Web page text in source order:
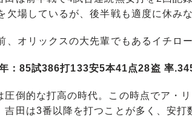
欠場しているが、後半戦も適度に休み
オリックスの大先輩でもあるイチロ
：85試386打133安5本41点28盗 率
倒的な打高の時代。この時点でア・
吉田は3番以降を打つことが多く、安